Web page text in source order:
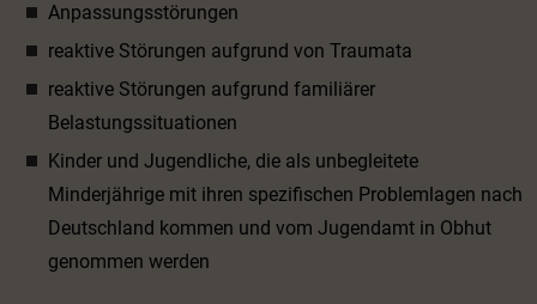
Anpassungsstörungen
reaktive Störungen aufgrund von Traumata
reaktive Störungen aufgrund familiärer
Belastungssituationen
Kinder und Jugendliche, die als unbegleitete
Minderjährige mit ihren spezifischen Problemlagen nach
Deutschland kommen und vom Jugendamt in Obhut
genommen werden